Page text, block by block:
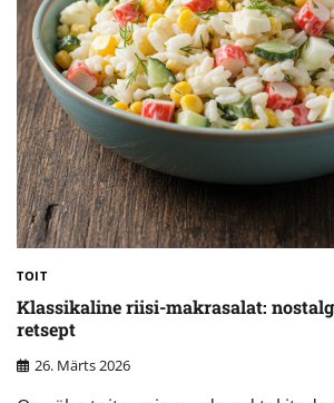
TOIT
Klassikaline riisi-makrasalat:
retsept
26. Märts 2026